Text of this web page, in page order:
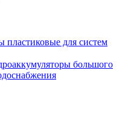
пластиковые для систем
большого